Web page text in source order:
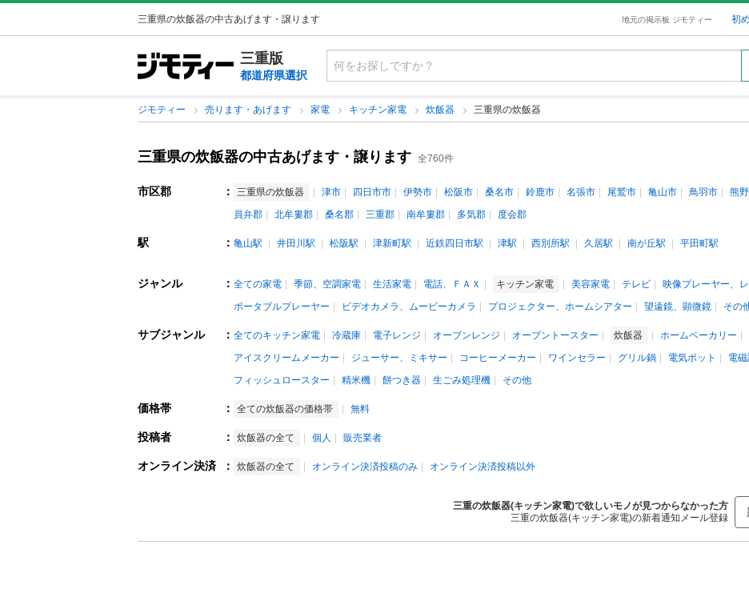
三重県の炊飯器の中古あげます・譲ります 地元の掲示板 ジモティー 初
三重版
都道府県選択
ジモティー 売ります・あげます 家電 キッチン家電 炊飯器 三重県の炊飯器
三重県の炊飯器の中古あげます・譲ります 全760件
市区郡 ： 三重県の炊飯器 津市 四日市市 伊勢市 松阪市 桑名市 鈴鹿市 名張市 尾鷲市 亀山市 鳥羽市 熊
員弁郡
北牟婁郡 桑名郡 三重郡 南牟婁郡 多気郡 度会郡
駅 ： 亀山駅 井田川駅 松阪駅 津新町駅 近鉄四日市駅 津駅 西別所駅 久居駅 南が丘駅
平田町駅
ジャンル ： 全ての家電 季節、空調家電 生活家電 電話、ＦＡＸ キッチン家電 美容家電 テレビ 映像プレーヤー、
ポータブルプレーヤー
ビデオカメラ、ムービーカメラ プロジェクター、ホームシアター 望遠鏡、顕微鏡 その
サブジャンル ： 全てのキッチン家電 冷蔵庫 電子レンジ オーブンレンジ オーブントースター 炊飯器 ホームベーカリー
アイスクリームメーカー
ジューサー、ミキサー コーヒーメーカー ワインセラー グリル鍋 電気ポット 電
フィッシュロースター
精米機 餅つき器 生ごみ処理機 その他
価格帯 ： 全ての炊飯器の価格帯 無料
投稿者 ： 炊飯器の全て 個人 販売業者
オンライン決済 ： 炊飯器の全て オンライン決済投稿のみ オンライン決済投稿以外
三重の炊飯器(キッチン家電)で欲しいモノが見つからなかった方
三重の炊飯器(キッチン家電)の新着通知メール登録